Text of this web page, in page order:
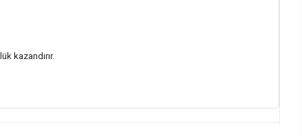
kazandırır.